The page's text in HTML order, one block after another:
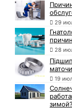
29
28
19
зимой?